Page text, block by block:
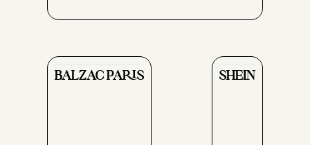
BALZAC PARIS SHEIN